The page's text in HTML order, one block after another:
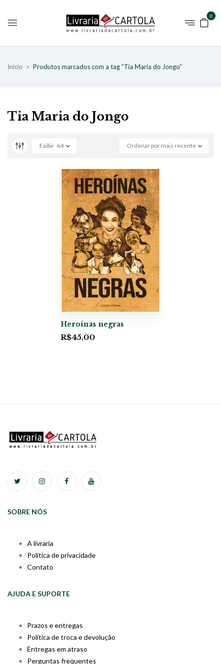
0
Início Produtos marcados com a tag “Tia Maria do Jongo”
Tia Maria do Jongo
Ordenar por mais recente
Exibir 64
Heroínas negras
R$45,00
SOBRE NÓS
A livraria
Política de privacidade
Contato
AJUDA E SUPORTE
Prazos e entregas
Política de troca e devolução
Entregas em atraso
Perguntas frequentes